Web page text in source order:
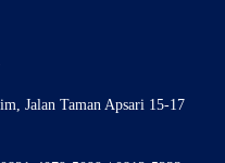
Jalan Taman Apsari 15-17